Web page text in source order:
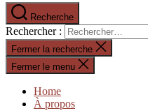
Recherche
Rechercher :
Fermer la recherche
Fermer le menu
Home
À propos